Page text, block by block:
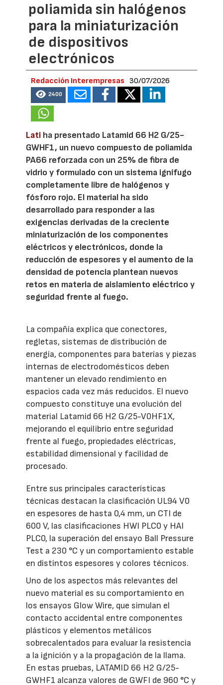
poliamida sin halógenos
para la miniaturización
de dispositivos
electrónicos
Redacción Interempresas 30/07/2026
2400
Lati ha presentado Latamid 66 H2 G/25-
GWHF1, un nuevo compuesto de poliamida
PA66 reforzada con un 25% de fibra de
vidrio y formulado con un sistema ignífugo
completamente libre de halógenos y
fósforo rojo. El material ha sido
desarrollado para responder a las
exigencias derivadas de la creciente
miniaturización de los componentes
eléctricos y electrónicos, donde la
reducción de espesores y el aumento de la
densidad de potencia plantean nuevos
retos en materia de aislamiento eléctrico y
seguridad frente al fuego.
La compañía explica que conectores,
regletas, sistemas de distribución de
energía, componentes para baterías y piezas
internas de electrodomésticos deben
mantener un elevado rendimiento en
espacios cada vez más reducidos. El nuevo
compuesto constituye una evolución del
material Latamid 66 H2 G/25-V0HF1X,
mejorando el equilibrio entre seguridad
frente al fuego, propiedades eléctricas,
estabilidad dimensional y facilidad de
procesado.
Entre sus principales características
técnicas destacan la clasificación UL94 V0
en espesores de hasta 0,4 mm, un CTI de
600 V, las clasificaciones HWI PLC0 y HAI
PLC0, la superación del ensayo Ball Pressure
Test a 230 °C y un comportamiento estable
en distintos espesores y colores técnicos.
Uno de los aspectos más relevantes del
nuevo material es su comportamiento en
los ensayos Glow Wire, que simulan el
contacto accidental entre componentes
plásticos y elementos metálicos
sobrecalentados para evaluar la resistencia
a la ignición y a la propagación de la llama.
En estas pruebas, LATAMID 66 H2 G/25-
GWHF1 alcanza valores de GWFI de 960 °C y